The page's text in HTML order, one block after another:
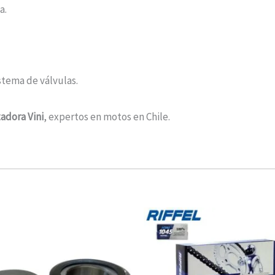
de válvulas.
Vini, expertos en motos en Chile.